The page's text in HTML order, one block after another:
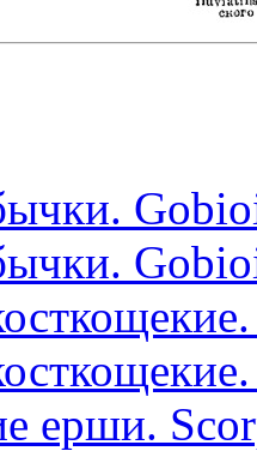
ерши.